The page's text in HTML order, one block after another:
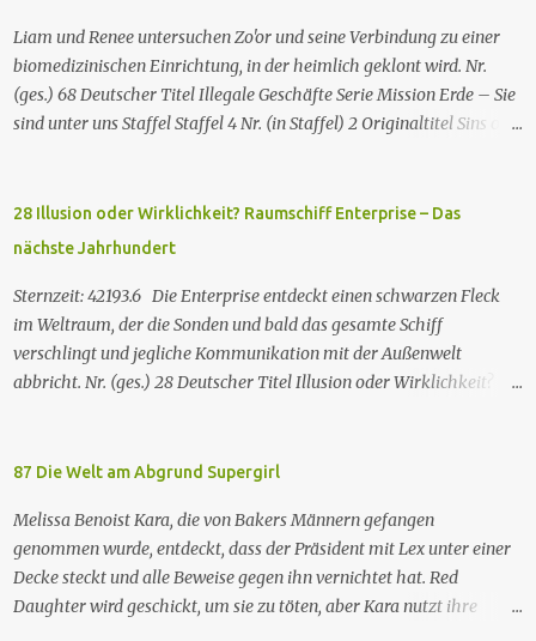
Liam und Renee untersuchen Zo'or und seine Verbindung zu einer
biomedizinischen Einrichtung, in der heimlich geklont wird. Nr.
(ges.) 68 Deutscher Titel Illegale Geschäfte Serie Mission Erde – Sie
sind unter uns Staffel Staffel 4 Nr. (in Staffel) 2 Original­titel Sins of
25. Sep. 2001 Es kommt eine außerirdische Rasse, die Taelons oder
Gefährten genannt wird, auf die Erde. Sie bieten den Menschen auf
Hungersnöte eindämmen, Umweltprobleme lösen und Konflikte
beenden können. Im Gegenzug verlangen sie, dass man sie auf der
Erde leben lässt. Doch eine Gruppe von Erdlingen, die an der
Freundlichkeit der Taelons zweifelt, organisiert eine
verstehen nach und nach, dass jede Spezies die...
28 Illusion oder Wirklichkeit? Raumschiff Enterprise – Das
nächste Jahrhundert
Sternzeit: 42193.6 Die Enterprise entdeckt einen schwarzen Fleck
im Weltraum, der die Sonden und bald das gesamte Schiff
verschlingt und jegliche Kommunikation mit der Außenwelt
abbricht. Nr. (ges.) 28 Deutscher Titel Illusion oder Wirklichkeit?
Winrich Kolbe Buch Jack B. Sowards Erstaus­strahlung USA 26. Nov.
Deutschsprachige Erstausstrahlung der HD-restaurierten Fassung
im Pay-TV (Syfy) 17. Jan. 2013 Raumschiff Enterprise – Das nächste
Jahrhundert spielt im 24. Jahrhundert und erzählt von den
Missionen der Besatzung des Sternenflottenraumschiffs Enterprise-
87 Die Welt am Abgrund Supergirl
Melissa Benoist Kara, die von Bakers Männern gefangen
genommen wurde, entdeckt, dass der Präsident mit Lex unter einer
Decke steckt und alle Beweise gegen ihn vernichtet hat. Red
Daughter wird geschickt, um sie zu töten, aber Kara nutzt ihre